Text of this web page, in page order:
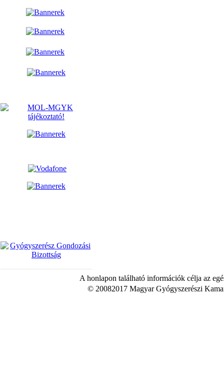
A honlapon található információk célja az
© 20082017 Magyar Gyógyszerészi